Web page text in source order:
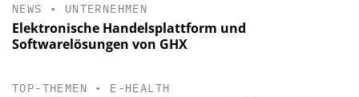
NEWS • UNTERNEHMEN
Elektronische Handelsplattform und
Softwarelösungen von GHX
TOP-THEMEN • E-HEALTH